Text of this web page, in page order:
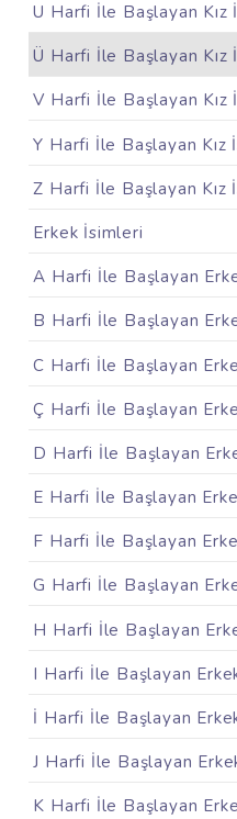
U Harfi İle Başlayan Kız
Ü Harfi İle Başlayan Kız
V Harfi İle Başlayan Kız
Y Harfi İle Başlayan Kız
Z Harfi İle Başlayan Kız
Erkek İsimleri
A Harfi İle Başlayan
B Harfi İle Başlayan
C Harfi İle Başlayan
Ç Harfi İle Başlayan
D Harfi İle Başlayan
E Harfi İle Başlayan
F Harfi İle Başlayan
G Harfi İle Başlayan
H Harfi İle Başlayan
I Harfi İle Başlayan
İ Harfi İle Başlayan
J Harfi İle Başlayan
K Harfi İle Başlayan